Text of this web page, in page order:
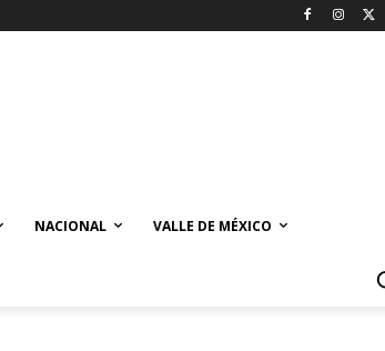
NACIONAL VALLE DE MÉXICO